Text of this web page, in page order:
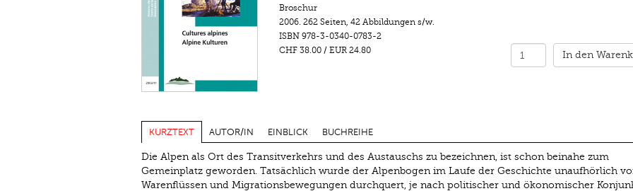
Broschur
2006. 262 Seiten, 42 Abbildungen s/w.
ISBN 978-3-0340-0783-2
CHF 38.00/ EUR 24.80 In den
KURZTEXT AUTOR/IN EINBLICK BUCHREIHE
Die Alpen als Ort des Transitverkehrs und des Austauschs zu bezeichnen, ist schon beinahe zum
Gemeinplatz geworden. Tatsächlich wurde der Alpenbogen im Laufe der Geschichte unaufhörlich
Warenflüssen und Migrationsbewegungen durchquert, je nach politischer und ökonomischer